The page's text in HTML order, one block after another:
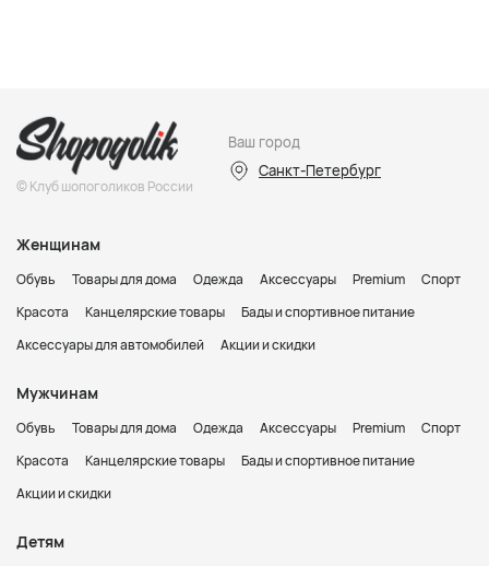
© Клуб шопоголиков России
Ваш город
Санкт-Петербург
Женщинам
Обувь Товары для дома Одежда Аксессуары Premium
Спорт
Красота
Канцелярские товары
Бады и спортивное питание
Аксессуары для автомобилей
Акции и скидки
Мужчинам
Обувь Товары для дома Одежда Аксессуары Premium
Спорт
Красота
Канцелярские товары
Бады и спортивное питание
Акции и скидки
Детям